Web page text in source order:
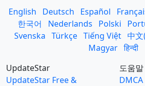
English Deutsch Español
한국어
Nederlands Polski
Svenska Türkçe Tiếng Việt 中
Magyar हिन्दी
UpdateStar
UpdateStar Free &
도움
DMCA